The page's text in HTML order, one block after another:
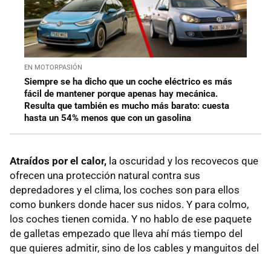
EN MOTORPASIÓN
Siempre se ha dicho que un coche eléctrico es más
fácil de mantener porque apenas hay mecánica.
Resulta que también es mucho más barato: cuesta
hasta un 54% menos que con un gasolina
Atraídos por el calor, la oscuridad y los recovecos que
ofrecen una protección natural contra sus
depredadores y el clima, los coches son para ellos
como bunkers donde hacer sus nidos. Y para colmo,
los coches tienen comida. Y no hablo de ese paquete
de galletas empezado que lleva ahí más tiempo del
que quieres admitir, sino de los cables y manguitos del